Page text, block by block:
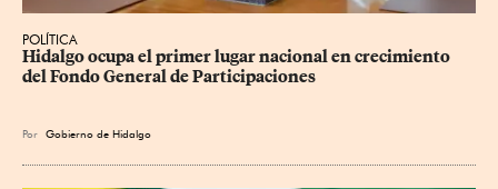
POLÍTICA
Hidalgo ocupa el primer lugar nacional en crecimiento
del Fondo General de Participaciones
Por Gobierno de Hidalgo